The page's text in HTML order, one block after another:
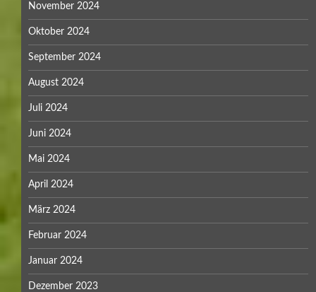
November 2024
Oktober 2024
September 2024
August 2024
Juli 2024
Juni 2024
Mai 2024
April 2024
März 2024
Februar 2024
Januar 2024
Dezember 2023